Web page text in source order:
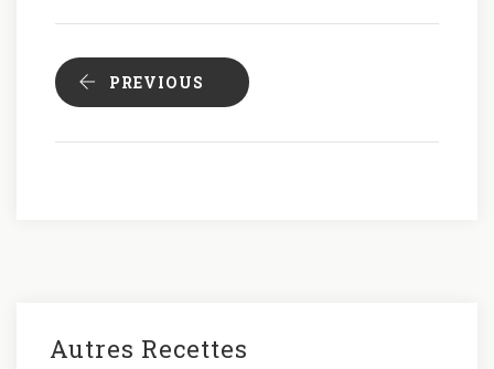
PREVIOUS
Autres Recettes